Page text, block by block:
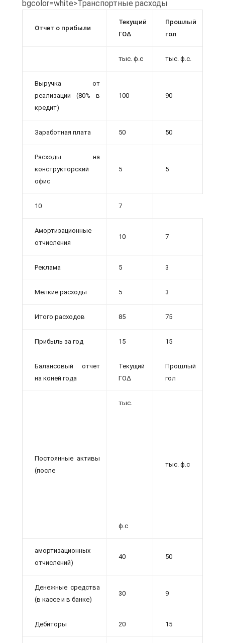
bgcolor=white>Транспортные расходы
Отчет о прибыли
Текущий
ΓΟΔ
Прошлый
гол
тыс. ф.с тыс. ф.с.
Выручка от
реализации (80% в
кредит)
100 90
Заработная плата 50 50
Расходы на
конструкторский
офис
5 5
10 7
Амортизационные
отчисления
10 7
Реклама 5 3
Мелкие расходы 5 3
Итого расходов 85 75
Прибыль за год 15 15
Балансовый отчет
на коней года
Текущий
ΓΟΔ
Прошлый
гол
Постоянные активы
(после
тыс.
ф.с
тыс. ф.с
амортизационных
отчислений)
40 50
Денежные средства
(в кассе и в банке)
30 9
Дебиторы 20 15